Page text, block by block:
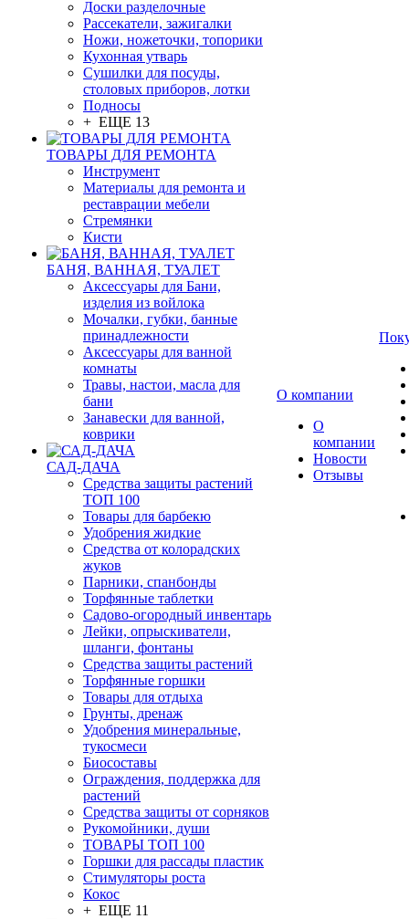
Доски разделочные
Рассекатели, зажигалки
Ножи, ножеточки, топорики
Кухонная утварь
Сушилки для посуды,
столовых приборов, лотки
Подносы
+ ЕЩЕ 13
ТОВАРЫ ДЛЯ РЕМОНТА
Инструмент
Материалы для ремонта и
реставрации мебели
Стремянки
Кисти
БАНЯ, ВАННАЯ, ТУАЛЕТ
Аксессуары для Бани,
изделия из войлока
Мочалки, губки, банные
принадлежности
Аксессуары для ванной
комнаты
Травы, настои, масла для
бани
Занавески для ванной,
коврики
САД-ДАЧА
Средства защиты растений
ТОП 100
Товары для барбекю
Удобрения жидкие
Средства от колорадских
жуков
Парники, спанбонды
Торфянные таблетки
Садово-огородный инвентарь
Лейки, опрыскиватели,
шланги, фонтаны
Средства защиты растений
Торфянные горшки
Товары для отдыха
Грунты, дренаж
Удобрения минеральные,
тукосмеси
Биосоставы
Ограждения, поддержка для
растений
Средства защиты от сорняков
Рукомойники, души
ТОВАРЫ ТОП 100
Горшки для рассады пластик
Стимуляторы роста
Кокос
+ ЕЩЕ 11
О компании
О
компании
Новости
Отзывы